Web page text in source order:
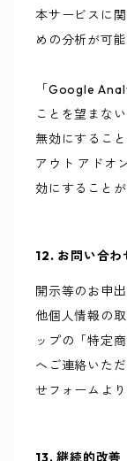
本サービスに
めの分析が可
「Google
ことを望まな
無効にするこ
アウト アドオ
効にすることが
12. お問い合わ
開示等のお申
他個人情報の
ップの「特定
へご連絡いた
せフォームよ
13. 継続的改善